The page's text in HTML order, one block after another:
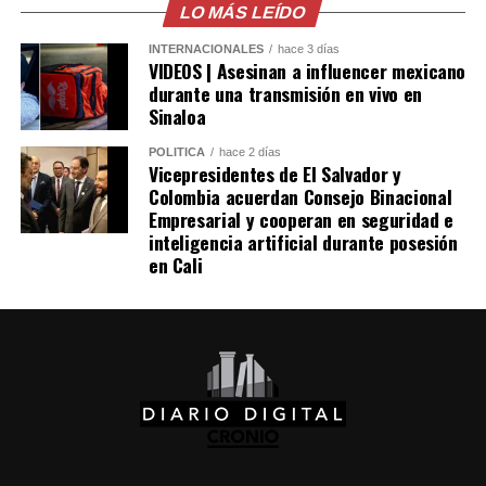
Me gusta esto:
posibilidad de llevar también a «Los Supersónicos» a la
pantalla grande. Sin embargo, el proyecto no logró
consolidarse y permaneció archivado durante varias
décadas, hasta que en 2026 se dio vía libre a su
realización, con Jim Carrey como una de las principales
figuras vinculadas a la producción.
Comparte esto:
X
Me gusta esto:
LO MÁS LEÍDO
INTERNACIONALES hace 3 días
VIDEOS | Asesinan a influencer mexicano
durante una transmisión en vivo en
Sinaloa
POLÍTICA hace 2 días
Vicepresidentes de El Salvador y
Colombia acuerdan Consejo Binacional
Empresarial y cooperan en seguridad e
inteligencia artificial durante posesión
en Cali